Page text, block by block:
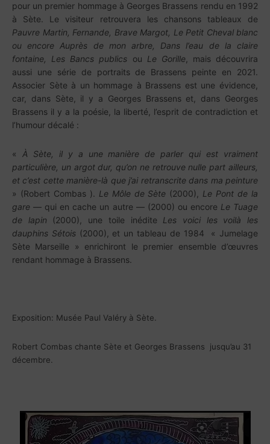
pour un premier hommage à Georges Brassens rendu en 1992
à Sète. Le visiteur retrouvera les chansons tableaux de
Pauvre Martin, Fernande, Brave Margot, Le Petit Cheval blanc
ou encore Auprès de mon arbre, Dans l’eau de la claire
fontaine, Les Bancs publics ou Le Gorille, mais découvrira
aussi une série de portraits de Brassens peinte en 2021.
Associer Sète à un hommage à Brassens est une évidence,
car, dans Sète, il y a Georges Brassens et, dans Georges
Brassens il y a la poésie, la liberté, l’esprit de contradiction et
l’humour décalé :
« À Sète, il y a une manière de parler qui est vraiment
particulière, un argot dur, qu’on ne retrouve nulle part ailleurs,
et c’est cette manière-là que j’ai retranscrite dans ma peinture
» (Robert Combas ). Le Môle de Sète (2000), Le Pont de la
gare — qui en cache un autre — (2000) ou encore Le Tuage
de lapin (2000), une toile inédite Les voici les voilà les
dauphins Sétois(2000), et un tableau de 1984 « Jumelage
Sète Marseille » enrichiront le premier ensemble d’œuvres
rendant hommage à Brassens.
Exposition: Musée Paul Valéry à Sète.
Robert Combas chante Sète et Georges Brassens jusqu’au 31
décembre.